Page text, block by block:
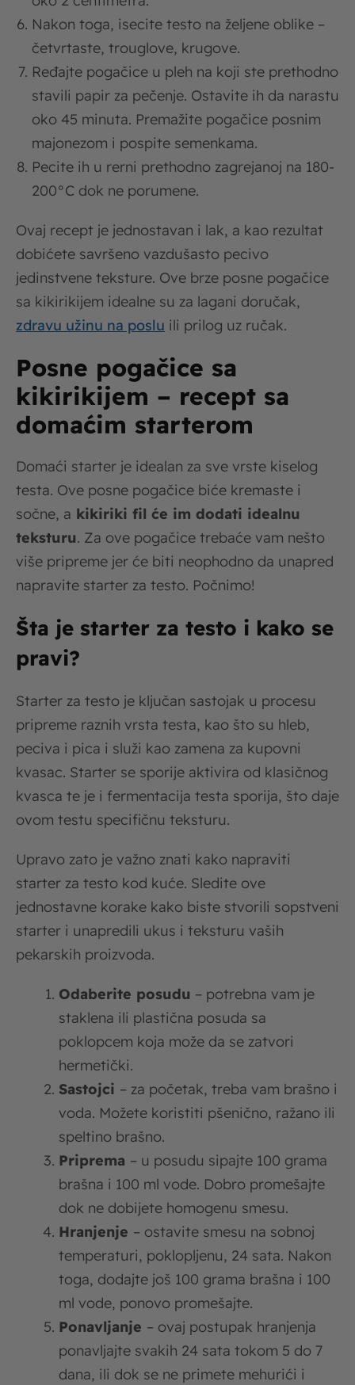
Nakon toga, isecite testo na željene oblike –
četvrtaste, trouglove, krugove.
Ređajte pogačice u pleh na koji ste prethodno
stavili papir za pečenje. Ostavite ih da narastu
oko 45 minuta. Premažite pogačice posnim
majonezom i pospite semenkama.
Pecite ih u rerni prethodno zagrejanoj na 180-
200°C dok ne porumene.
Ovaj recept je jednostavan i lak, a kao rezultat
dobićete savršeno vazdušasto pecivo
jedinstvene teksture. Ove brze posne pogačice
sa kikirikijem idealne su za lagani doručak,
zdravu užinu na poslu ili prilog uz ručak.
Posne pogačice sa
kikirikijem – recept sa
domaćim starterom
Domaći starter je idealan za sve vrste kiselog
testa. Ove posne pogačice biće kremaste i
sočne, a kikiriki fil će im dodati idealnu
teksturu. Za ove pogačice trebaće vam nešto
više pripreme jer će biti neophodno da unapred
napravite starter za testo. Počnimo!
Šta je starter za testo i kako se
pravi?
Starter za testo je ključan sastojak u procesu
pripreme raznih vrsta testa, kao što su hleb,
peciva i pica i služi kao zamena za kupovni
kvasac. Starter se sporije aktivira od klasičnog
kvasca te je i fermentacija testa sporija, što daje
ovom testu specifičnu teksturu.
Upravo zato je važno znati kako napraviti
starter za testo kod kuće. Sledite ove
jednostavne korake kako biste stvorili sopstveni
starter i unapredili ukus i teksturu vaših
pekarskih proizvoda.
Odaberite posudu – potrebna vam je
staklena ili plastična posuda sa
poklopcem koja može da se zatvori
hermetički.
Sastojci – za početak, treba vam brašno i
voda. Možete koristiti pšenično, ražano ili
speltino brašno.
Priprema – u posudu sipajte 100 grama
brašna i 100 ml vode. Dobro promešajte
dok ne dobijete homogenu smesu.
Hranjenje – ostavite smesu na sobnoj
temperaturi, poklopljenu, 24 sata. Nakon
toga, dodajte još 100 grama brašna i 100
ml vode, ponovo promešajte.
Ponavljanje – ovaj postupak hranjenja
ponavljajte svakih 24 sata tokom 5 do 7
dana, ili dok se ne primete mehurići i